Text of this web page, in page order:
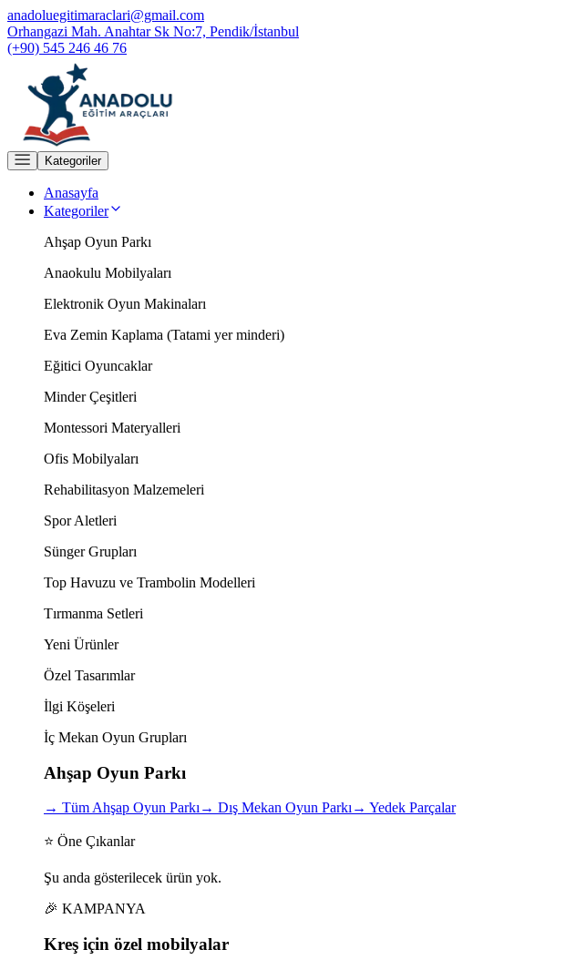
anadoluegitimaraclari@gmail.com
Orhangazi Mah. Anahtar Sk No:7, Pendik/İstanbul
(+90) 545 246 46 76
Kategoriler
Anasayfa
Kategoriler
Ahşap Oyun Parkı
Anaokulu Mobilyaları
Elektronik Oyun Makinaları
Eva Zemin Kaplama (Tatami yer minderi)
Eğitici Oyuncaklar
Minder Çeşitleri
Montessori Materyalleri
Ofis Mobilyaları
Rehabilitasyon Malzemeleri
Spor Aletleri
Sünger Grupları
Top Havuzu ve Trambolin Modelleri
Tırmanma Setleri
Yeni Ürünler
Özel Tasarımlar
İlgi Köşeleri
İç Mekan Oyun Grupları
Ahşap Oyun Parkı
→ Tüm Ahşap Oyun Parkı→ Dış Mekan Oyun Parkı→ Yedek Parçalar
⭐ Öne Çıkanlar
Şu anda gösterilecek ürün yok.
🎉 KAMPANYA
Kreş için özel mobilyalar